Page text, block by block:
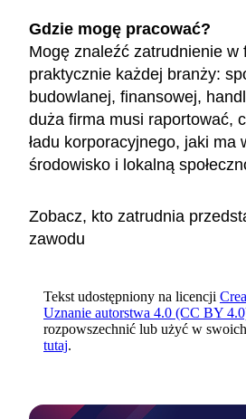
Gdzie mogę pracować?
Mogę znaleźć zatrudnienie w
praktycznie każdej branży:
budowlanej, finansowej,
duża firma musi raportować,
ładu korporacyjnego, jaki ma
środowisko i lokalną
Zobacz, kto zatrudnia
zawodu
Tekst udostępniony na licencji
Uznanie autorstwa 4.0 (CC BY
rozpowszechnić lub użyć w
tutaj.